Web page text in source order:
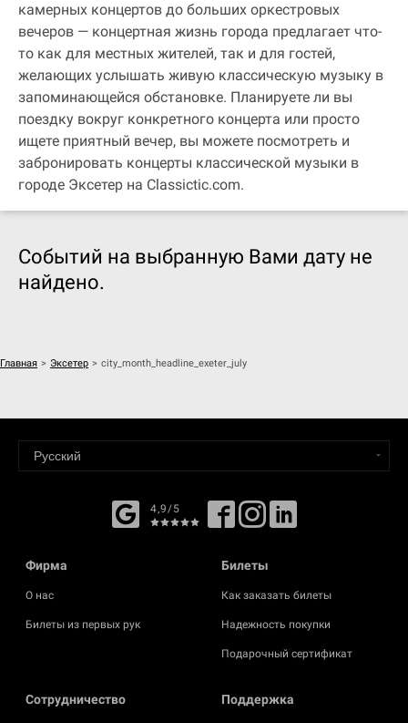
камерных концертов до больших оркестровых
вечеров — концертная жизнь города предлагает что-
то как для местных жителей, так и для гостей,
желающих услышать живую классическую музыку в
запоминающейся обстановке. Планируете ли вы
поездку вокруг конкретного концерта или просто
ищете приятный вечер, вы можете посмотреть и
забронировать концерты классической музыки в
городе Эксетер на Classictic.com.
Событий на выбранную Вами дату не
найдено.
Главная > Эксетер > city_month_headline_exeter_july
4,9/5
Фирма
О нас
Билеты из первых рук
Билеты
Как заказать билеты
Надежность покупки
Подарочный сертификат
Cотрудничество Поддержка